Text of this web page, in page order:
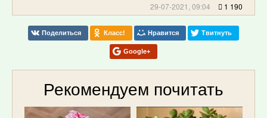
29-07-2021, 09:04 1 190
Поделиться Класс! Нравится Твитнуть
Google+
Рекомендуем почитать